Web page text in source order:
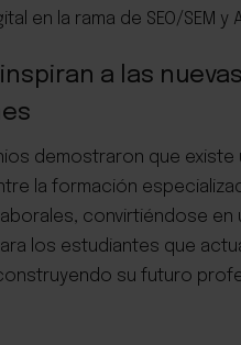
en la rama de SEO/SEM y
a las nuevas
demostraron que existe
la formación
convirtiéndose en
los estudiantes que
su futuro